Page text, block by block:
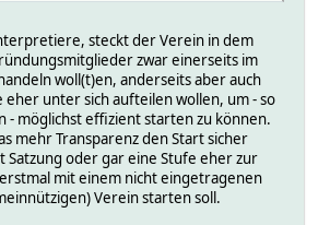
steckt der Verein in dem
zwar einerseits im
woll(t)en, anderseits aber auch
eher unter sich aufteilen wollen, um - so
möglichst effizient starten zu können.
mehr Transparenz den Start sicher
oder gar eine Stufe eher zur
mit einem nicht eingetragenen
Verein starten soll.